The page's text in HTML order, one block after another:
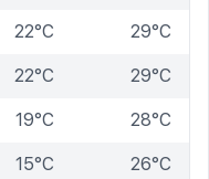
22°C 29°C
22°C 29°C
19°C 28°C
15°C 26°C